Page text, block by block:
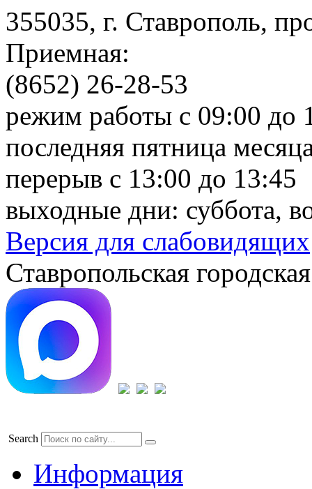
355035, г. Ставрополь,
Приемная:
(8652) 26-28-53
режим работы с 09:00 до
последняя пятница
перерыв с 13:00 до 13:45
выходные дни: суббота,
Версия для слабовидящих
Ставропольская
Search
Информация